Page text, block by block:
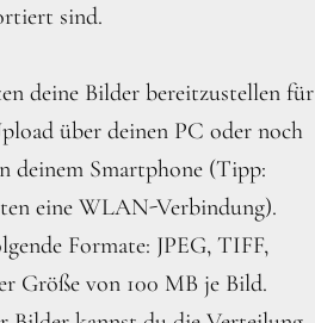
sind.
deine Bilder bereitzustellen für
über deinen PC oder noch
deinem Smartphone (Tipp:
eine WLAN-Verbindung).
Formate: JPEG, TIFF,
Größe von 100 MB je Bild.